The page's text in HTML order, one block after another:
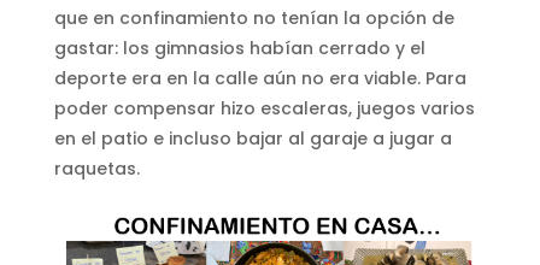
que en confinamiento no tenían la opción de
gastar: los gimnasios habían cerrado y el
deporte era en la calle aún no era viable. Para
poder compensar hizo escaleras, juegos varios
en el patio e incluso bajar al garaje a jugar a
raquetas.